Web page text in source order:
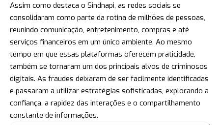
Assim como destaca o Sindnapi, as redes sociais se
consolidaram como parte da rotina de milhões de pessoas,
reunindo comunicação, entretenimento, compras e até
serviços financeiros em um único ambiente. Ao mesmo
tempo em que essas plataformas oferecem praticidade,
também se tornaram um dos principais alvos de criminosos
digitais. As fraudes deixaram de ser facilmente identificadas
e passaram a utilizar estratégias sofisticadas, explorando a
confiança, a rapidez das interações e o compartilhamento
constante de informações.